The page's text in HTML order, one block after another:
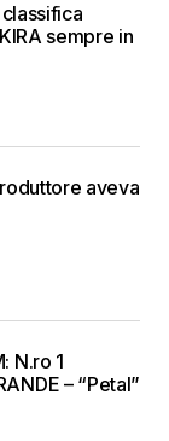
classifica
sempre in
aveva
N.ro 1
– “Petal”